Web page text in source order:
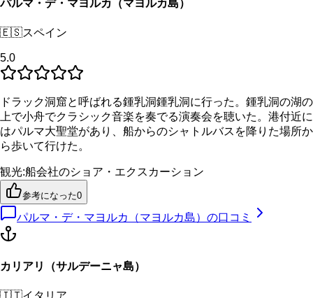
パルマ・デ・マヨルカ（マヨルカ島）
🇪🇸スペイン
5.0
ドラック洞窟と呼ばれる鍾乳洞鍾乳洞に行った。鍾乳洞の湖の
上で小舟でクラシック音楽を奏でる演奏会を聴いた。港付近に
はパルマ大聖堂があり、船からのシャトルバスを降りた場所か
ら歩いて行けた。
観光:船会社のショア・エクスカーション
参考になった0
パルマ・デ・マヨルカ（マヨルカ島） の口コミ
カリアリ（サルデーニャ島）